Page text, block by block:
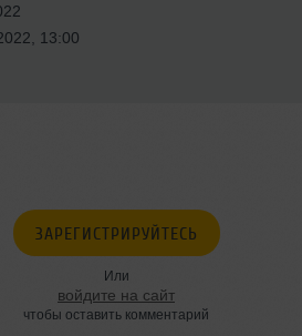
13:00
ЗАРЕГИСТРИРУЙТЕСЬ
Или
войдите на сайт
чтобы оставить комментарий